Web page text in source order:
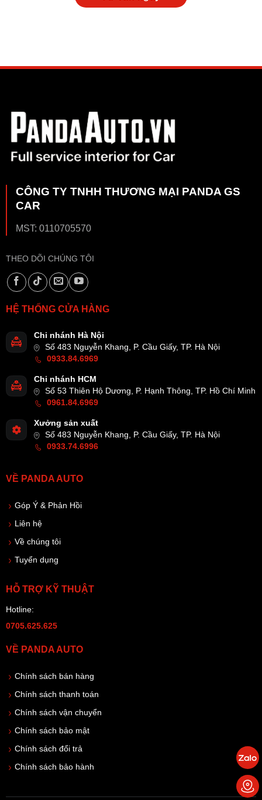
CÔNG TY TNHH THƯƠNG MẠI PANDA GS
CAR
MST: 0110705570
THEO DÕI CHÚNG TÔI
HỆ THỐNG CỬA HÀNG
Chi nhánh Hà Nội
Số 483 Nguyễn Khang, P. Cầu Giấy, TP. Hà Nội
0933.84.6969
Chi nhánh HCM
Số 53 Thiên Hộ Dương, P. Hạnh Thông, TP. Hồ Chí Minh
0961.84.6969
Xưởng sản xuất
Số 483 Nguyễn Khang, P. Cầu Giấy, TP. Hà Nội
0933.74.6996
VỀ PANDA AUTO
Góp Ý & Phản Hồi
Liên hệ
Về chúng tôi
Tuyển dụng
HỖ TRỢ KỸ THUẬT
Hotline:
0705.625.625
VỀ PANDA AUTO
Chính sách bán hàng
Chính sách thanh toán
Chính sách vận chuyển
Chính sách bảo mật
Chính sách đổi trả
Chính sách bảo hành